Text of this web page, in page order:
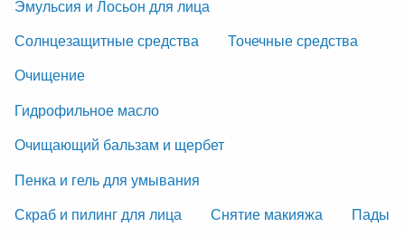
Эмульсия и Лосьон для лица
Солнцезащитные средства
Точечные средства
Очищение
Гидрофильное масло
Очищающий бальзам и щербет
Пенка и гель для умывания
Скраб и пилинг для лица
Снятие макияжа
Пады